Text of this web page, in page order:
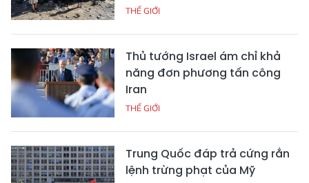
THẾ GIỚI
Thủ tướng Israel ám chỉ khả
năng đơn phương tấn công
Iran
THẾ GIỚI
Trung Quốc đáp trả cứng rắn
lệnh trừng phạt của Mỹ